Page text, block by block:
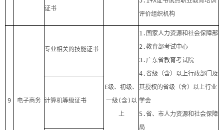
评价组织机构
证书
9 电子商务
专业相关的技能证书
E级、初级、
一级 (含) 以
上
1. 国家人力资源和社会保障部
2.教育部考试中心
3. 广东省教育考试院
4.省级（含）以上行政部门及
其授权的省级（含）以上行业
学会
5.省、市人力资源和社会保障
局
计算机等级证书